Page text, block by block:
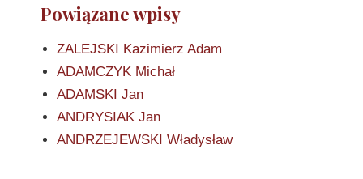
Powiązane wpisy
ZALEJSKI Kazimierz Adam
ADAMCZYK Michał
ADAMSKI Jan
ANDRYSIAK Jan
ANDRZEJEWSKI Władysław